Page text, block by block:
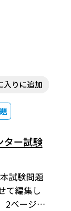
入りに追加
ター試験
試験問題
て編集し
2ページ目